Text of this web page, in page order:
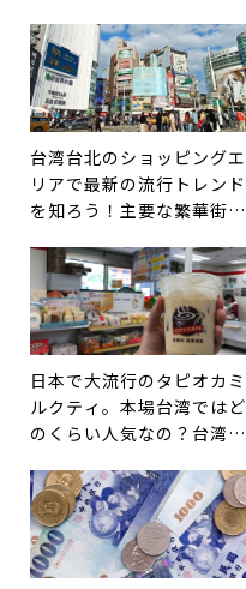
台湾台北のショッピングエ
リアで最新の流行トレンド
を知ろう！主要な繁華街の
日本で大流行のタピオカミ
ルクティ。本場台湾ではど
のくらい人気なの？台湾で
クも紹介。